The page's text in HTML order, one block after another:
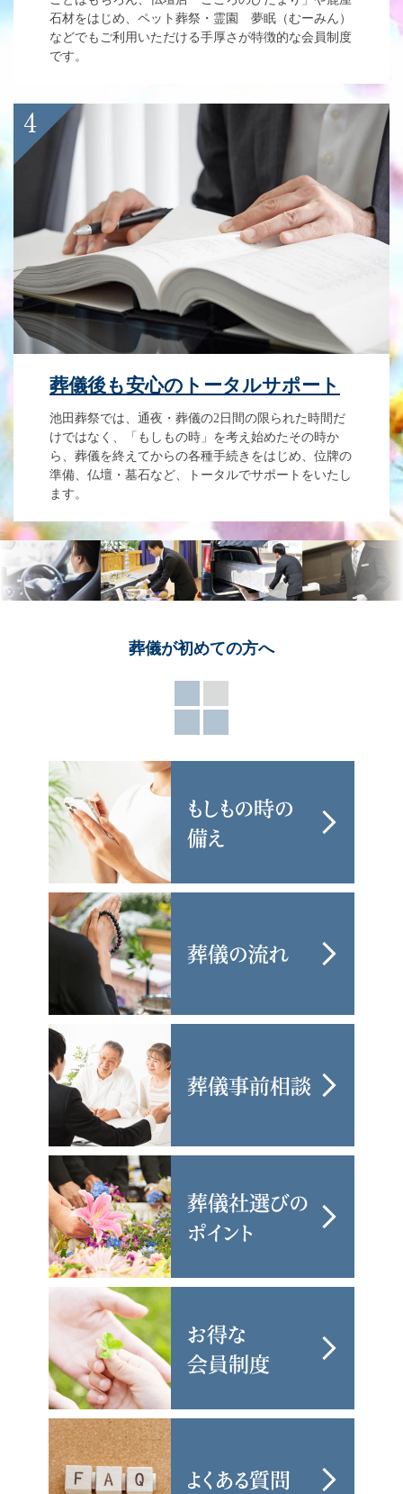
石材をはじめ、ペット葬祭・霊園 夢眠（むーみん）
などでもご利用いただける手厚さが特徴的な会員制度
です。
葬儀後も安心のトータルサポート
池田葬祭では、通夜・葬儀の2日間の限られた時間だ
けではなく、「もしもの時」を考え始めたその時か
ら、葬儀を終えてからの各種手続きをはじめ、位牌の
準備、仏壇・墓石など、トータルでサポートをいたし
ます。
葬儀が初めての方へ